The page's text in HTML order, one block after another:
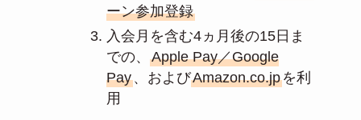
ーン参加登録
入会月を含む4ヵ月後の15日ま
での、Apple Pay／Google
Pay、およびAmazon.co.jpを利
用